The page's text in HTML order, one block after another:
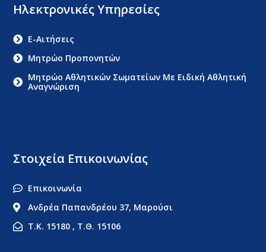
Στοιχεία Επικοινωνίας
Επικοινωνία
Ανδρέα Παπανδρέου 37, Μαρούσι
Τ.Κ. 15180 , Τ.Θ. 15106
Ηλεκτρονικές Υπηρεσίες
E-Αιτήσεις
Μητρώο Προπονητών
Μητρώο Αθλητικών Σωματείων Με Ειδική Αθλητική
Αναγνώριση